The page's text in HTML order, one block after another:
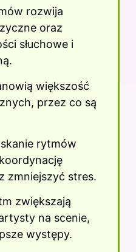
rozwija
oraz
słuchowe i
większość
przez co są
rytmów
zmniejszyć stres.
zwiększają
na scenie,
występy.